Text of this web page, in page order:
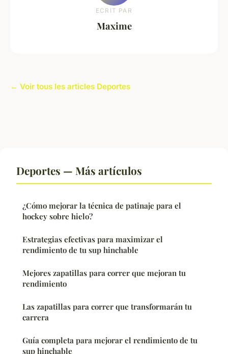
ECRIT PAR
Maxime
← Voir tous les articles Deportes
Deportes — Más artículos
¿Cómo mejorar la técnica de patinaje para el
hockey sobre hielo?
Estrategias efectivas para maximizar el
rendimiento de tu sup hinchable
Mejores zapatillas para correr que mejoran tu
rendimiento
Las zapatillas para correr que transformarán tu
carrera
Guía completa para mejorar el rendimiento de tu
sup hinchable